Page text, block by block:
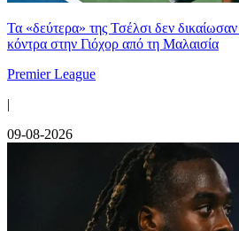
Τα «δεύτερα» της Τσέλσι δεν
κόντρα στην Γιόχορ από τη Μαλαισία
Premier League
|
09-08-2026